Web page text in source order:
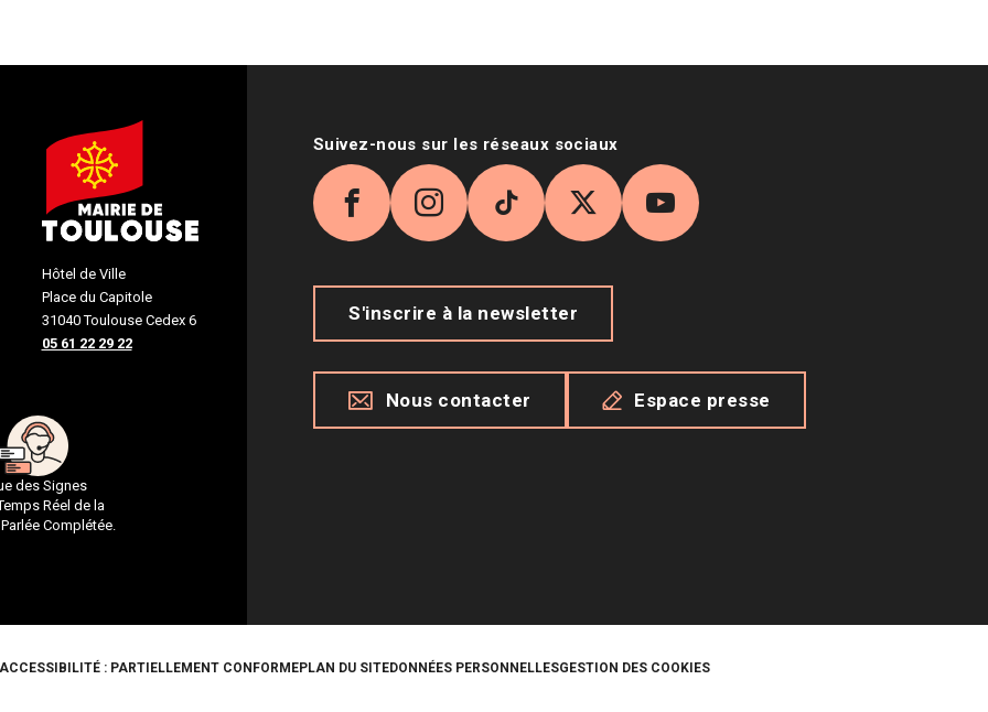
Hôtel de Ville
Place du Capitole
31040 Toulouse Cedex 6
05 61 22 29 22
des Signes
Réel de la
Complétée.
Suivez-nous sur les réseaux sociaux
FacebookInstagram
TikTokX YouTube
S'inscrire à la newsletter
Nous contacter Espace presse
ACCESSIBILITÉ : PARTIELLEMENT CONFORMEPLAN DU SITEDONNÉES PERSONNELLESGESTION DES COOKIES